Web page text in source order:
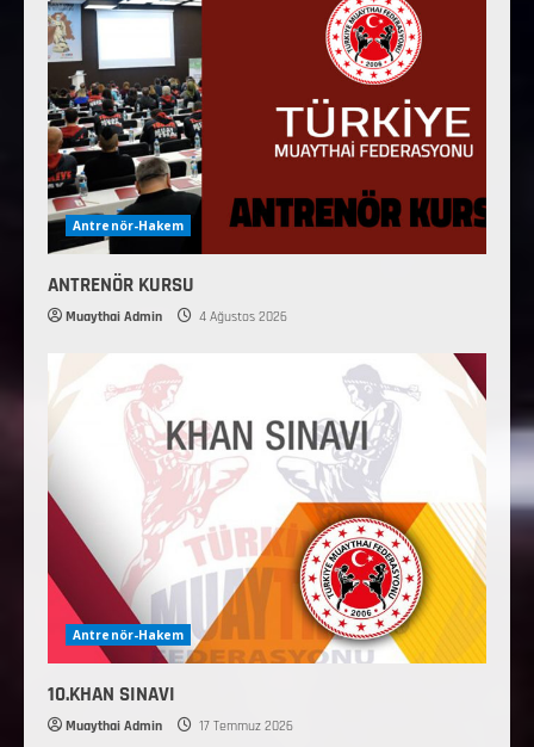
Antrenör-Hakem
ANTRENÖR KURSU
Muaythai Admin 4 Ağustos 2026
Antrenör-Hakem
10.KHAN SINAVI
Muaythai Admin 17 Temmuz 2026